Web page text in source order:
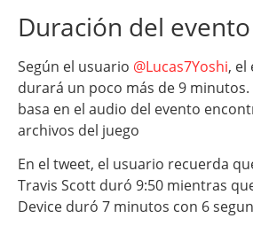
Duración del evento
Según el usuario @Lucas7Yoshi, el
durará un poco más de 9
basa en el audio del evento
archivos del juego
En el tweet, el usuario recuerda
Travis Scott duró 9:50 mientras
Device duró 7 minutos con 6